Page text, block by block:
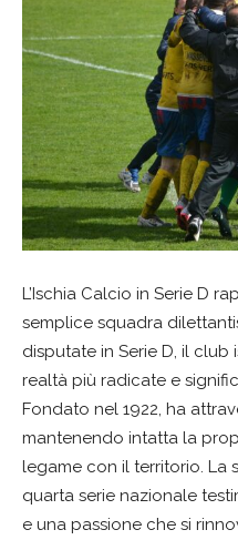
L’Ischia Calcio in Serie D
semplice squadra
disputate in Serie D, il
realtà più radicate e
Fondato nel 1922, ha
mantenendo intatta la
legame con il territorio. La
quarta serie nazionale
e una passione che si